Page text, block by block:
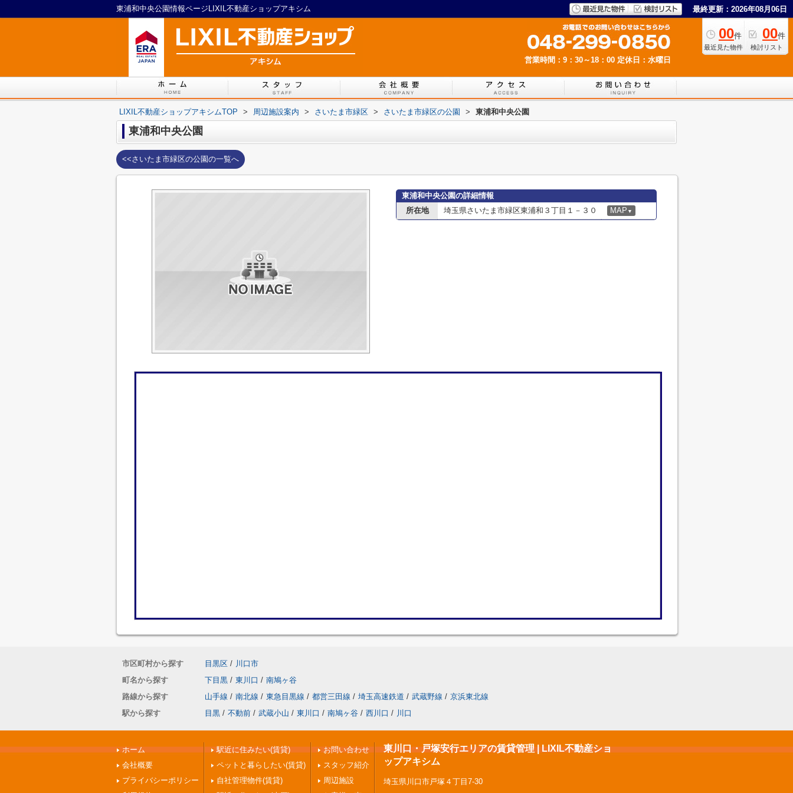
東浦和中央公園情報ページLIXIL不動産ショップアキシム 最終更新：2026年08月06日
00件
最近見た物件
00件
検討リスト
営業時間：9：30～18：00 定休日：水曜日
LIXIL不動産ショップアキシムTOP > 周辺施設案内 > さいたま市緑区 > さいたま市緑区の公園 > 東浦和中央公園
東浦和中央公園
<<さいたま市緑区の公園の一覧へ
東浦和中央公園の詳細情報
所在地
埼玉県さいたま市緑区東浦和３丁目１－３０ MAP ▼
市区町村から探す 目黒区 / 川口市
町名から探す
下目黒 / 東川口 / 南鳩ヶ谷
路線から探す
山手線 / 南北線 / 東急目黒線 / 都営三田線 / 埼玉高速鉄道 / 武蔵野線 / 京浜東北線
駅から探す
目黒 / 不動前 / 武蔵小山 / 東川口 / 南鳩ヶ谷 / 西川口 / 川口
ホーム
会社概要
プライバシーポリシー
駅近に住みたい(賃貸)
ペットと暮らしたい(賃貸)
自社管理物件(賃貸)
お問い合わせ
スタッフ紹介
周辺施設
東川口・戸塚安行エリアの賃貸管理 | LIXIL不動産ショ
ップアキシム
埼玉県川口市戸塚４丁目7-30